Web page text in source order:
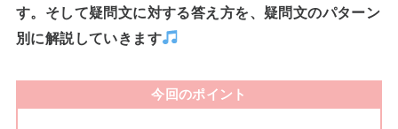
す。そして疑問文に対する答え方を、疑問文のパターン
別に解説していきます
今回のポイント